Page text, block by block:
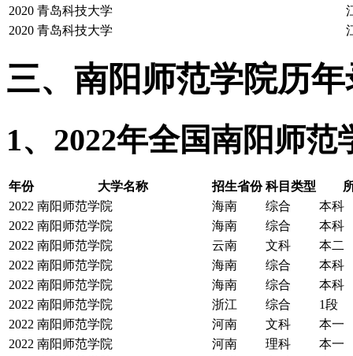
2020 青岛科技大学
2020 青岛科技大学
三、南阳师范学院历
1、2022年全国南阳师
年份 大学名称 招生省份 科目类型
2022 南阳师范学院 海南 综合
本科
2022 南阳师范学院 海南 综合
本科
2022 南阳师范学院 云南 文科
本二
2022 南阳师范学院 海南 综合
本科
2022 南阳师范学院 海南 综合
本科
2022 南阳师范学院 浙江 综合
1段
2022 南阳师范学院 河南 文科
本一
2022 南阳师范学院 河南 理科
本一